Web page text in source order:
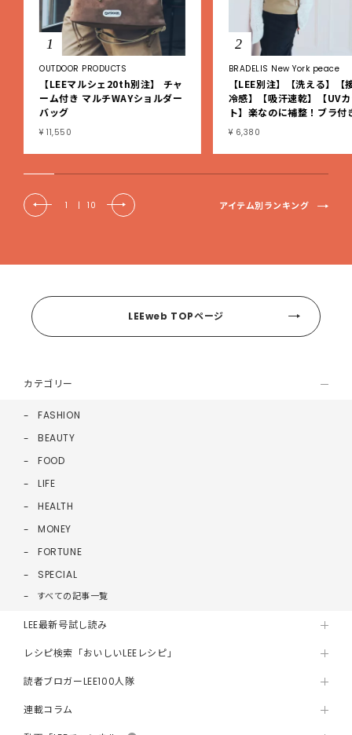
1
OUTDOOR PRODUCTS
【LEEマルシェ20th別注】 チャ
ーム付き マルチWAYショルダー
バッグ
¥ 11,550
2
BRADELIS New York peace
【LEE別注】【洗える】【
冷感】【吸汗速乾】【UV
ト】楽なのに補整！ブラ付
ブタンクトップ
¥ 6,380
1 | 10 アイテム別ランキング
LEEweb TOPページ
カテゴリー
FASHION
BEAUTY
FOOD
LIFE
HEALTH
MONEY
FORTUNE
SPECIAL
すべての記事一覧
LEE最新号試し読み
レシピ検索「おいしいLEEレシピ」
読者ブロガーLEE100人隊
連載コラム